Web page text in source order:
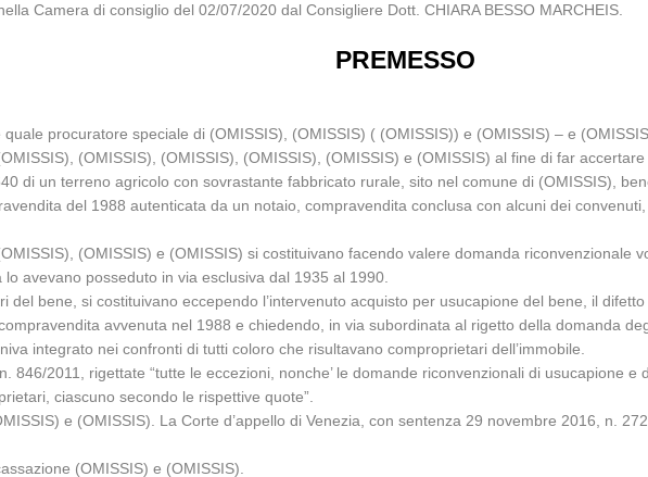
Camera di consiglio del 02/07/2020 dal Consigliere Dott. CHIARA BESSO MARCHEIS.
PREMESSO
procuratore speciale di (OMISSIS), (OMISSIS) ( (OMISSIS)) e (OMISSIS) – e
(OMISSIS), (OMISSIS), (OMISSIS), (OMISSIS) e (OMISSIS) al fine di far
di un terreno agricolo con sovrastante fabbricato rurale, sito nel comune di (OMISSIS),
del 1988 autenticata da un notaio, compravendita conclusa con alcuni dei
(OMISSIS) e (OMISSIS) si costituivano facendo valere domanda riconvenzionale
avevano posseduto in via esclusiva dal 1935 al 1990.
del bene, si costituivano eccependo l’intervenuto acquisto per usucapione del bene, il
avvenuta nel 1988 e chiedendo, in via subordinata al rigetto della domanda
integrato nei confronti di tutti coloro che risultavano comproprietari dell’immobile.
846/2011, rigettate “tutte le eccezioni, nonche’ le domande riconvenzionali di usucapione e
ciascuno secondo le rispettive quote”.
e (OMISSIS). La Corte d’appello di Venezia, con sentenza 29 novembre 2016, n.
(OMISSIS) e (OMISSIS).